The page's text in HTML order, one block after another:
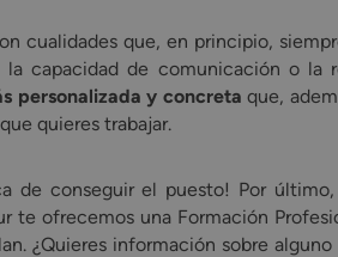
cualidades que, en principio,
capacidad de comunicación o la
personalizada y concreta que,
quieres trabajar.
de conseguir el puesto! Por
te ofrecemos una Formación
¿Quieres información sobre